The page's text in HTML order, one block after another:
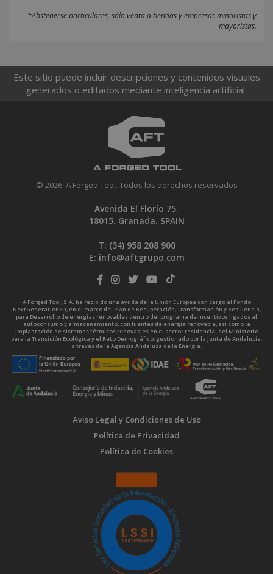
*Abstenerse particulares, sólo venta a tiendas y empresas minoristas y
mayoristas.
Este sitio puede incluir descripciones y contenidos visuales
generados o editados mediante inteligencia artificial.
© 2026. A Forged Tool. Todos los derechos reservados
Avenida El Florío 75.
18015. Granada. SPAIN
T: (34) 958 208 900
E: info@aftgrupo.com
A Forged Tool, S.A. ha recibido una ayuda de la Unión Europea con cargo al Fondo
NextGenerationEU, en el marco del Plan de Recuperación, Transformación y Resiliencia,
para Desarrollo de energías renovables dentro del programa de incentivos ligados al
autoconsumo y almacenamiento, con fuentes de energía renovable, así como la
implantación de sistemas térmicos renovables en el sector residencial del Ministerio
para la Transición Ecológica y el Reto Demográfico, gestionado por la Junta de Andalucía,
a través de la Agencia Andaluza de la Energía.
Aviso Legal y Condiciones de Uso
Política de Privacidad
Política de Cookies